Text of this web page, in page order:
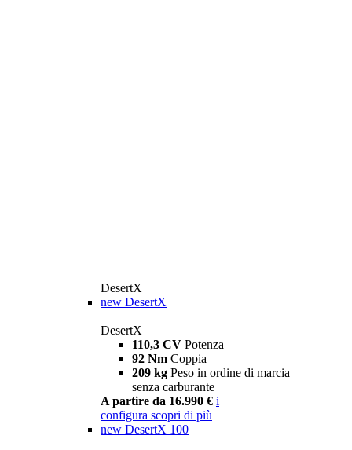
DesertX
new DesertX
DesertX
110,3 CV Potenza
92 Nm Coppia
209 kg Peso in ordine di marcia
senza carburante
A partire da 16.990 € i
configura scopri di più
new DesertX 100